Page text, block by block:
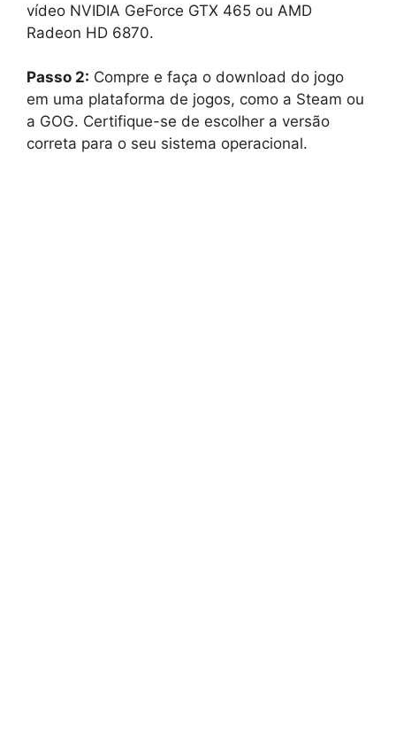
vídeo NVIDIA GeForce GTX 465 ou AMD
Radeon HD 6870.
Passo 2: Compre e faça o download do jogo
em uma plataforma de jogos, como a Steam ou
a GOG. Certifique-se de escolher a versão
correta para o seu sistema operacional.